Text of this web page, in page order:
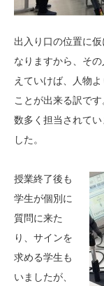
出入り口の位置に
なりますから、そ
えていけば、人物
ことが出来る訳で
数多く担当されて
した。
授業終了後も
学生が個別に
質問に来た
り、サインを
求める学生も
いましたが、